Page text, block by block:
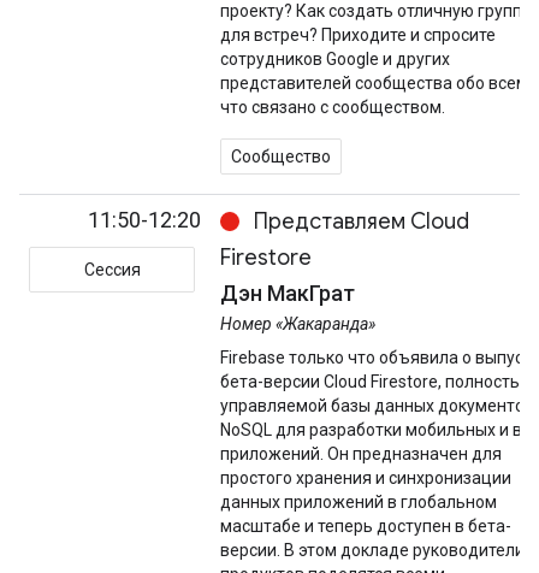
проекту? Как создать отличную группу
для встреч? Приходите и спросите
сотрудников Google и других
представителей сообщества обо всем,
что связано с сообществом.
Сообщество
11:50-12:20
Сессия
Представляем Cloud
Firestore
Дэн МакГрат
Номер «Жакаранда»
Firebase только что объявила о
бета-версии Cloud Firestore, полностью
управляемой базы данных документов
NoSQL для разработки мобильных и
приложений. Он предназначен для
простого хранения и синхронизации
данных приложений в глобальном
масштабе и теперь доступен в бета-
версии. В этом докладе руководители